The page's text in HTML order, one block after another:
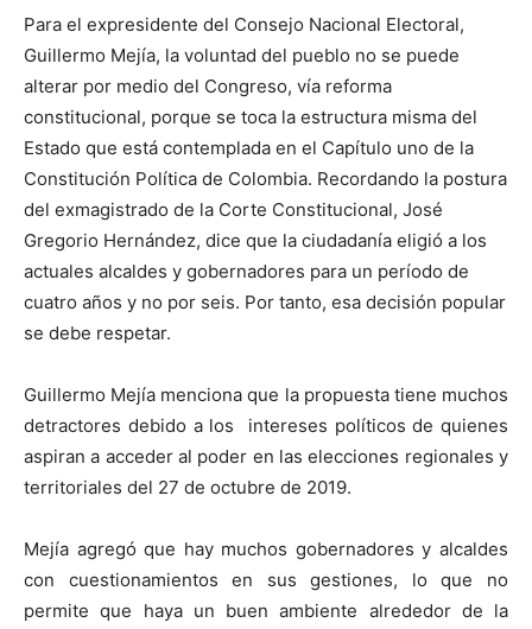
Para el expresidente del Consejo Nacional Electoral,
Guillermo Mejía, la voluntad del pueblo no se puede
alterar por medio del Congreso, vía reforma
constitucional, porque se toca la estructura misma del
Estado que está contemplada en el Capítulo uno de la
Constitución Política de Colombia. Recordando la postura
del exmagistrado de la Corte Constitucional, José
Gregorio Hernández, dice que la ciudadanía eligió a los
actuales alcaldes y gobernadores para un período de
cuatro años y no por seis. Por tanto, esa decisión popular
se debe respetar.
Guillermo Mejía menciona que la propuesta tiene muchos
detractores debido a los intereses políticos de quienes
aspiran a acceder al poder en las elecciones regionales y
territoriales del 27 de octubre de 2019.
Mejía agregó que hay muchos gobernadores y alcaldes
con cuestionamientos en sus gestiones, lo que no
permite que haya un buen ambiente alrededor de la